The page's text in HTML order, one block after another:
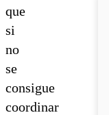
que
si
no
se
consigue
coordinar